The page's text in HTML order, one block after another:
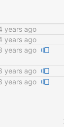
years ago
years ago
years ago
years ago
years ago